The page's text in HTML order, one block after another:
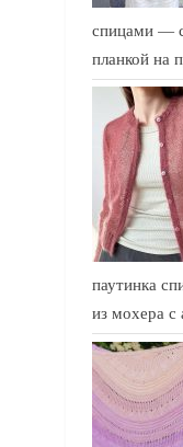
спицами —
планкой на
паутинка
из мохера